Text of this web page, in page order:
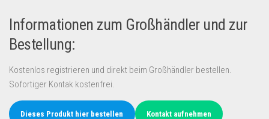
Informationen zum Großhändler und zur
Bestellung:
Kostenlos registrieren und direkt beim Großhändler bestellen.
Sofortiger Kontak kostenfrei.
Dieses Produkt hier bestellen Kontakt aufnehmen